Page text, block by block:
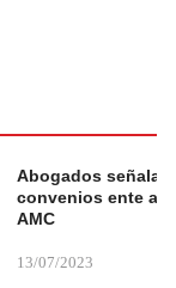
Abogados
convenios ente
AMC
13/07/2023